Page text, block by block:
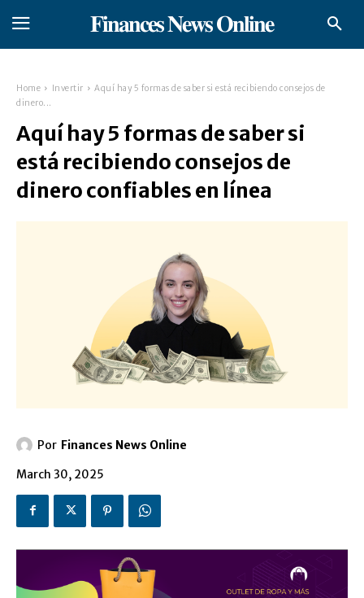
𝐅𝐢𝐧𝐚𝐧𝐜𝐞𝐬 𝐍𝐞𝐰𝐬 𝐎𝐧𝐥𝐢𝐧𝐞
Home Invertir
Aquí hay 5 formas de saber si está recibiendo consejos de
dinero...
Aquí hay 5 formas de saber si
está recibiendo consejos de
dinero confiables en línea
Por Finances News Online
March 30, 2025